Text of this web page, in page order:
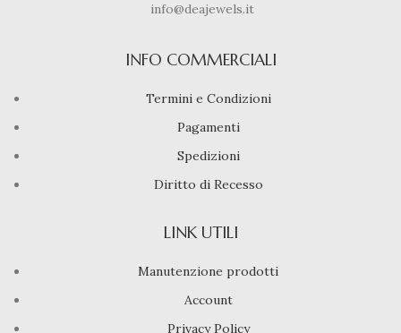
info@deajewels.it
INFO COMMERCIALI
Termini e Condizioni
Pagamenti
Spedizioni
Diritto di Recesso
LINK UTILI
Manutenzione prodotti
Account
Privacy Policy